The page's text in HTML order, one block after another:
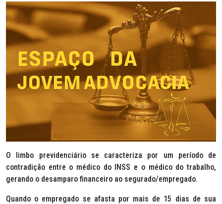
O limbo previdenciário se caracteriza por um período de
contradição entre o médico do INSS e o médico do trabalho,
gerando o desamparo financeiro ao segurado/empregado.
Quando o empregado se afasta por mais de 15 dias de sua